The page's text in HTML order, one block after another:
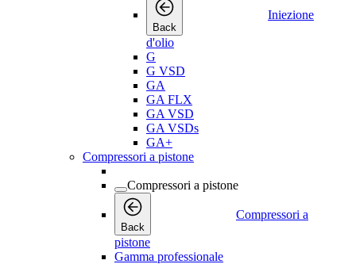
Back
Iniezione
d'olio
G
G VSD
GA
GA FLX
GA VSD
GA VSDs
GA+
Compressori a pistone
Compressori a pistone
Back
Compressori a
pistone
Gamma professionale